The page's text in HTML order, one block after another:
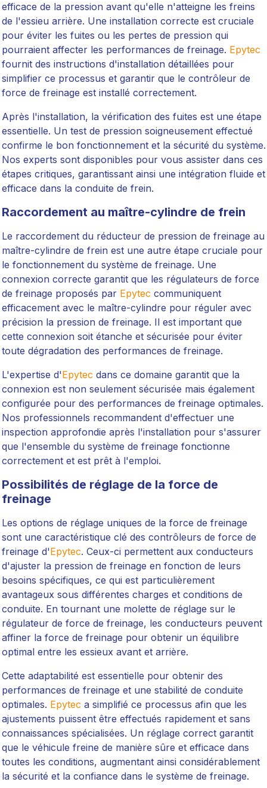
efficace de la pression avant qu'elle n'atteigne les freins
de l'essieu arrière. Une installation correcte est cruciale
pour éviter les fuites ou les pertes de pression qui
pourraient affecter les performances de freinage. Epytec
fournit des instructions d'installation détaillées pour
simplifier ce processus et garantir que le contrôleur de
force de freinage est installé correctement.
Après l'installation, la vérification des fuites est une étape
essentielle. Un test de pression soigneusement effectué
confirme le bon fonctionnement et la sécurité du système.
Nos experts sont disponibles pour vous assister dans ces
étapes critiques, garantissant ainsi une intégration fluide et
efficace dans la conduite de frein.
Raccordement au maître-cylindre de frein
Le raccordement du réducteur de pression de freinage au
maître-cylindre de frein est une autre étape cruciale pour
le fonctionnement du système de freinage. Une
connexion correcte garantit que les régulateurs de force
de freinage proposés par Epytec communiquent
efficacement avec le maître-cylindre pour réguler avec
précision la pression de freinage. Il est important que
cette connexion soit étanche et sécurisée pour éviter
toute dégradation des performances de freinage.
L'expertise d'Epytec dans ce domaine garantit que la
connexion est non seulement sécurisée mais également
configurée pour des performances de freinage optimales.
Nos professionnels recommandent d'effectuer une
inspection approfondie après l'installation pour s'assurer
que l'ensemble du système de freinage fonctionne
correctement et est prêt à l'emploi.
Possibilités de réglage de la force de
freinage
Les options de réglage uniques de la force de freinage
sont une caractéristique clé des contrôleurs de force de
freinage d'Epytec. Ceux-ci permettent aux conducteurs
d'ajuster la pression de freinage en fonction de leurs
besoins spécifiques, ce qui est particulièrement
avantageux sous différentes charges et conditions de
conduite. En tournant une molette de réglage sur le
régulateur de force de freinage, les conducteurs peuvent
affiner la force de freinage pour obtenir un équilibre
optimal entre les essieux avant et arrière.
Cette adaptabilité est essentielle pour obtenir des
performances de freinage et une stabilité de conduite
optimales. Epytec a simplifié ce processus afin que les
ajustements puissent être effectués rapidement et sans
connaissances spécialisées. Un réglage correct garantit
que le véhicule freine de manière sûre et efficace dans
toutes les conditions, augmentant ainsi considérablement
la sécurité et la confiance dans le système de freinage.